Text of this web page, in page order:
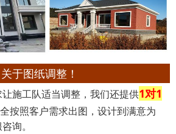
关于图纸调整！
施工队适当调整，我们还提供1对1
按照客户需求出图，设计到满意为
询。